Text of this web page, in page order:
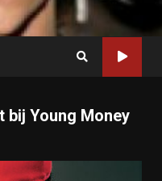
bij Young Money